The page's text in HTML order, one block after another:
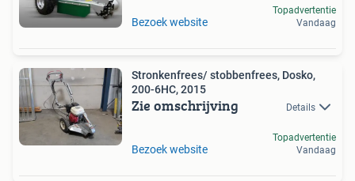
Bezoek website
Topadvertentie
Vandaag
Stronkenfrees/ stobbenfrees, Dosko,
200-6HC, 2015
Zie omschrijving Details
Bezoek website
Topadvertentie
Vandaag